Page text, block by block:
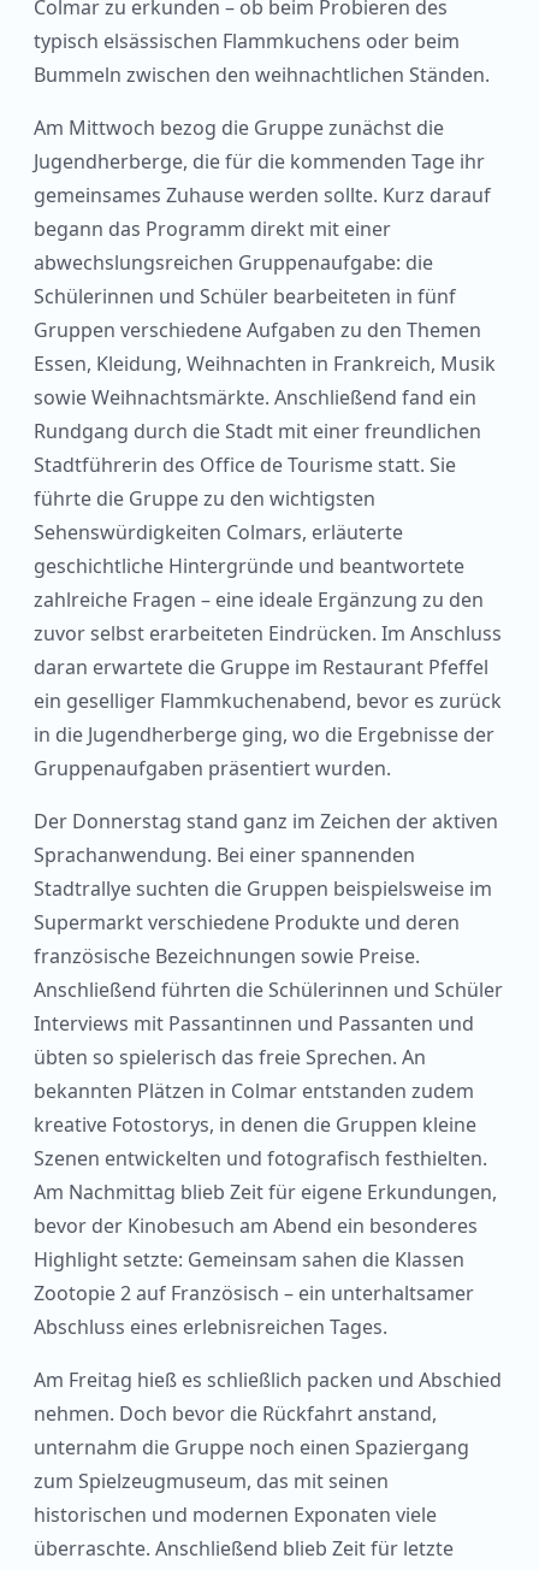
Colmar zu erkunden – ob beim Probieren des
typisch elsässischen Flammkuchens oder beim
Bummeln zwischen den weihnachtlichen Ständen.
Am Mittwoch bezog die Gruppe zunächst die
Jugendherberge, die für die kommenden Tage ihr
gemeinsames Zuhause werden sollte. Kurz darauf
begann das Programm direkt mit einer
abwechslungsreichen Gruppenaufgabe: die
Schülerinnen und Schüler bearbeiteten in fünf
Gruppen verschiedene Aufgaben zu den Themen
Essen, Kleidung, Weihnachten in Frankreich, Musik
sowie Weihnachtsmärkte. Anschließend fand ein
Rundgang durch die Stadt mit einer freundlichen
Stadtführerin des Office de Tourisme statt. Sie
führte die Gruppe zu den wichtigsten
Sehenswürdigkeiten Colmars, erläuterte
geschichtliche Hintergründe und beantwortete
zahlreiche Fragen – eine ideale Ergänzung zu den
zuvor selbst erarbeiteten Eindrücken. Im Anschluss
daran erwartete die Gruppe im Restaurant Pfeffel
ein geselliger Flammkuchenabend, bevor es zurück
in die Jugendherberge ging, wo die Ergebnisse der
Gruppenaufgaben präsentiert wurden.
Der Donnerstag stand ganz im Zeichen der aktiven
Sprachanwendung. Bei einer spannenden
Stadtrallye suchten die Gruppen beispielsweise im
Supermarkt verschiedene Produkte und deren
französische Bezeichnungen sowie Preise.
Anschließend führten die Schülerinnen und Schüler
Interviews mit Passantinnen und Passanten und
übten so spielerisch das freie Sprechen. An
bekannten Plätzen in Colmar entstanden zudem
kreative Fotostorys, in denen die Gruppen kleine
Szenen entwickelten und fotografisch festhielten.
Am Nachmittag blieb Zeit für eigene Erkundungen,
bevor der Kinobesuch am Abend ein besonderes
Highlight setzte: Gemeinsam sahen die Klassen
Zootopie 2 auf Französisch – ein unterhaltsamer
Abschluss eines erlebnisreichen Tages.
Am Freitag hieß es schließlich packen und Abschied
nehmen. Doch bevor die Rückfahrt anstand,
unternahm die Gruppe noch einen Spaziergang
zum Spielzeugmuseum, das mit seinen
historischen und modernen Exponaten viele
überraschte. Anschließend blieb Zeit für letzte